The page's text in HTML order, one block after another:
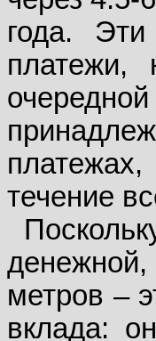
года.
платежи,
течение
денежной,
метров –
вклада: